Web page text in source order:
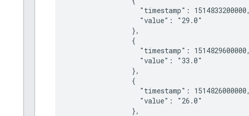
                  "timestamp": 1514833200000,
                  "value": "29.0"
                },
                {
                  "timestamp": 1514829600000,
                  "value": "33.0"
                },
                {
                  "timestamp": 1514826000000,
                  "value": "26.0"
                },